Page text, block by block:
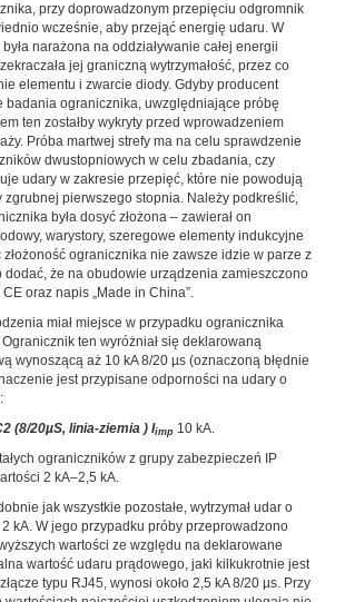
przy doprowadzonym przepięciu odgromnik
wcześnie, aby przejąć energię udaru. W
narażona na oddziaływanie całej energii
jej graniczną wytrzymałość, przez co
elementu i zwarcie diody. Gdyby producent
badania ogranicznika, uwzględniające próbę
ten zostałby wykryty przed wprowadzeniem
Próba martwej strefy ma na celu sprawdzenie
dwustopniowych w celu zbadania, czy
udary w zakresie przepięć, które nie powodują
zgrubnej pierwszego stopnia. Należy podkreślić,
była dosyć złożona – zawierał on
warystory, szeregowe elementy indukcyjne
złożoność ogranicznika nie zawsze idzie w parze z
dodać, że na obudowie urządzenia zamieszczono
oraz napis „Made in China”.
miał miejsce w przypadku ogranicznika
ten wyróżniał się deklarowaną
wynoszącą aż 10 kA 8/20 µs (oznaczoną błędnie
jest przypisane odporności na udary o
(8/20µS, linia-ziemia ) Iimp 10 kA.
ograniczników z grupy zabezpieczeń IP
2 kA–2,5 kA.
jak wszystkie pozostałe, wytrzymał udar o
kA. W jego przypadku próby przeprowadzono
wartości ze względu na deklarowane
wartość udaru prądowego, jaki kilkukrotnie jest
typu RJ45, wynosi około 2,5 kA 8/20 µs. Przy